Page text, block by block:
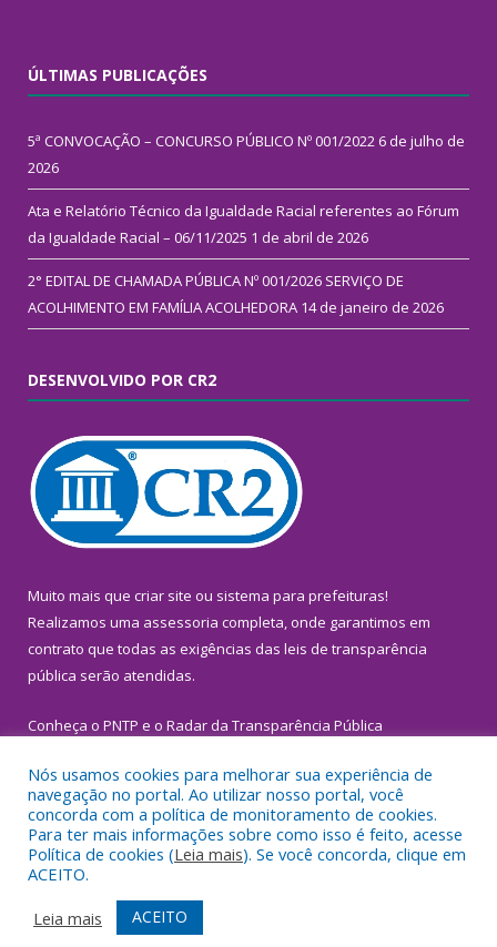
ÚLTIMAS PUBLICAÇÕES
5ª CONVOCAÇÃO – CONCURSO PÚBLICO Nº 001/2022 6 de julho de
2026
Ata e Relatório Técnico da Igualdade Racial referentes ao Fórum
da Igualdade Racial – 06/11/2025 1 de abril de 2026
2° EDITAL DE CHAMADA PÚBLICA Nº 001/2026 SERVIÇO DE
ACOLHIMENTO EM FAMÍLIA ACOLHEDORA 14 de janeiro de 2026
DESENVOLVIDO POR CR2
Muito mais que criar site ou sistema para prefeituras!
Realizamos uma assessoria completa, onde garantimos em
contrato que todas as exigências das leis de transparência
pública serão atendidas.
Conheça o PNTP e o Radar da Transparência Pública
Todos os direitos reservados a Prefeitura Municipal de
Inhangapi.
Mapa do Site
Acessar Área Administrativa
Acessar Webmail
Nós usamos cookies para melhorar sua experiência de
navegação no portal. Ao utilizar nosso portal, você
concorda com a política de monitoramento de cookies.
Para ter mais informações sobre como isso é feito, acesse
Política de cookies (Leia mais). Se você concorda, clique em
ACEITO.
Leia mais
ACEITO